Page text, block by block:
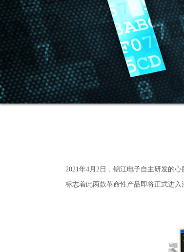
2021年4月2日，锦江电子自主研发的
标志着此两款革命性产品即将正式进入